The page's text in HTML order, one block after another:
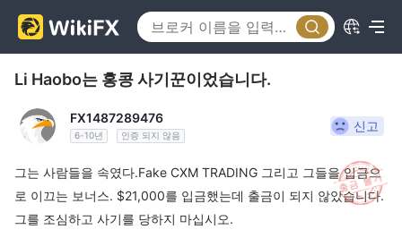
Li Haobo는 홍콩 사기꾼이었습니다.
FX1487289476
6-10년 인증 되지 않음
신고
그는 사람들을 속였다.Fake CXM TRADING 그리고 그들을 입금으
로 이끄는 보너스. $21,000를 입금했는데 출금이 되지 않았습니다.
그를 조심하고 사기를 당하지 마십시오.